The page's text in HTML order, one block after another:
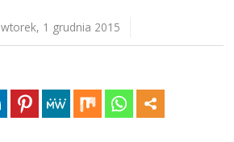
wtorek, 1 grudnia 2015